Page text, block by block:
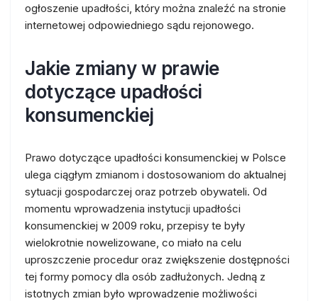
ogłoszenie upadłości, który można znaleźć na stronie
internetowej odpowiedniego sądu rejonowego.
Jakie zmiany w prawie
dotyczące upadłości
konsumenckiej
Prawo dotyczące upadłości konsumenckiej w Polsce
ulega ciągłym zmianom i dostosowaniom do aktualnej
sytuacji gospodarczej oraz potrzeb obywateli. Od
momentu wprowadzenia instytucji upadłości
konsumenckiej w 2009 roku, przepisy te były
wielokrotnie nowelizowane, co miało na celu
uproszczenie procedur oraz zwiększenie dostępności
tej formy pomocy dla osób zadłużonych. Jedną z
istotnych zmian było wprowadzenie możliwości